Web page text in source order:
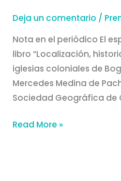
Deja un comentario /
Nota en el periódico El
libro “Localización,
iglesias coloniales de
Mercedes Medina de
Sociedad Geográfica de
Read More »